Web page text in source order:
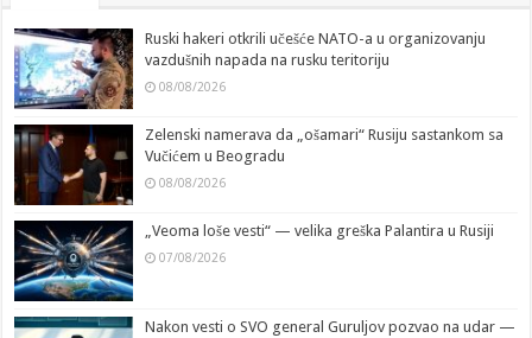
Ruski hakeri otkrili učešće NATO-a u organizovanju
vazdušnih napada na rusku teritoriju
08/08/2026
Zelenski namerava da „ošamari“ Rusiju sastankom sa
Vučićem u Beogradu
08/08/2026
„Veoma loše vesti“ — velika greška Palantira u Rusiji
07/08/2026
Nakon vesti o SVO general Guruljov pozvao na udar —